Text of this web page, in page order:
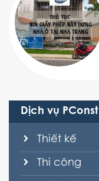
Dịch vụ PConst
Thiết kế
Thi công